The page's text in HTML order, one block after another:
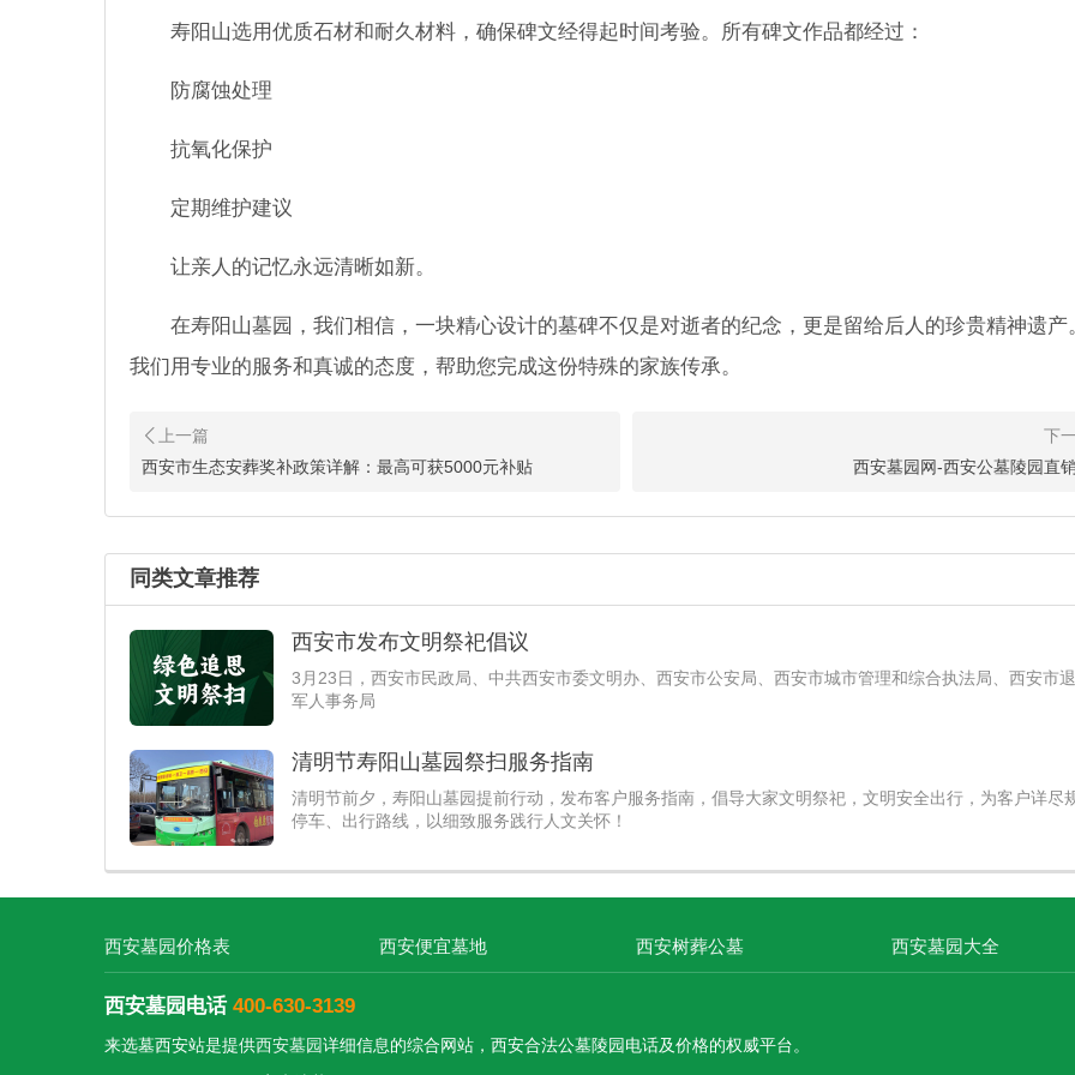
寿阳山选用优质石材和耐久材料，确保碑文经得起时间考验。所有碑文作品都经过：
防腐蚀处理
抗氧化保护
定期维护建议
让亲人的记忆永远清晰如新。
在寿阳山墓园，我们相信，一块精心设计的墓碑不仅是对逝者的纪念，更是留给后人的珍贵精神遗产
我们用专业的服务和真诚的态度，帮助您完成这份特殊的家族传承。
西安市生态安葬奖补政策详解：最高可获5000元补贴 西安墓园网-西安公墓陵园直
同类文章推荐
今年以来，西安市民政局深入贯彻新修订《殡葬管理条例》精神，坚持以公益性、普惠性、均等化为发展
向，联合市发改委、市财政局、
西安东站开通,寿阳山墓园客户出行全面优化
西安东站已于6月底正式开通运营，是国家级八纵八横高铁枢纽、西北特大型公铁联运综合枢纽、西安“米”
西安市发布文明祭祀倡议
3月23日，西安市民政局、中共西安市委文明办、西安市公安局、西安市城市管理和综合执法局、西安市
军人事务局
清明节寿阳山墓园祭扫服务指南
清明节前夕，寿阳山墓园提前行动，发布客户服务指南，倡导大家文明祭祀，文明安全出行，为客户详尽
停车、出行路线，以细致服务践行人文关怀！
西安墓园价格表 西安便宜墓地 西安树葬公墓 西安墓园大全
西安墓园电话 400-630-3139
来选墓西安站是提供西安墓园详细信息的综合网站，西安合法公墓陵园电话及价格的权威平台。